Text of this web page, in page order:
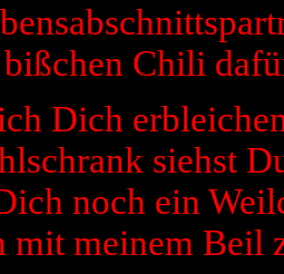
Chili
Dich
siehst
noch ein
mit meinem Beil